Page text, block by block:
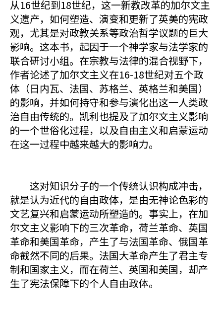
从16世纪到18世纪，这一新教改革的加尔文主
义遗产，如何塑造、演变和更新了英美的宪政
观，尤其是对政教关系等政治哲学议题的巨大
影响。这本书，起因于一个神学家与法学家的
联合研讨小组。在宗教与法律的混合视野下，
作者论述了加尔文主义在16-18世纪对五个政
体（日内瓦、法国、苏格兰、英格兰和美国）
的影响，并如何持守和参与演化出这一人类政
治自由传统的。凯利也提及了加尔文主义影响
的一个世俗化过程，以及自由主义和启蒙运动
在这一过程中越来越大的影响力。
这对知识分子的一个传统认识构成冲击，
就是认为近代的自由政体，是由无神论色彩的
文艺复兴和启蒙运动所塑造的。事实上，在加
尔文主义影响下的三次革命，荷兰革命、英国
革命和美国革命，产生了与法国革命、俄国革
命截然不同的后果。法国大革命产生了君主专
制和国家主义，而在荷兰、英国和美国，却产
生了宪法保障下的个人自由政体。